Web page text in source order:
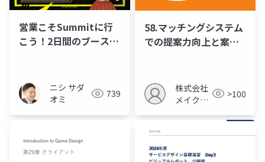
営業こそSummitに行
こう！2日間のブース対
ニシ サダ
オミ
739
58.マッチングシステム
での提案力向上と案件
株式会社
メイクア
>100